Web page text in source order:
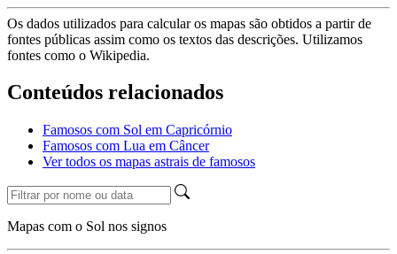
Os dados utilizados para calcular os mapas são obtidos a partir de
fontes públicas assim como os textos das descrições. Utilizamos
fontes como o Wikipedia.
Conteúdos relacionados
Famosos com Sol em Capricórnio
Famosos com Lua em Câncer
Ver todos os mapas astrais de famosos
Mapas com o Sol nos signos